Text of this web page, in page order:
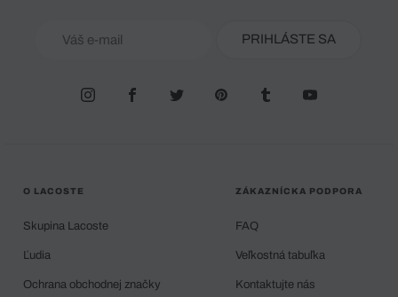
PRIHLÁSTE SA
O LACOSTE
Skupina Lacoste
Ľudia
Ochrana obchodnej značky
ZÁKAZNÍCKA PODPORA
FAQ
Veľkostná tabuľka
Kontaktujte nás